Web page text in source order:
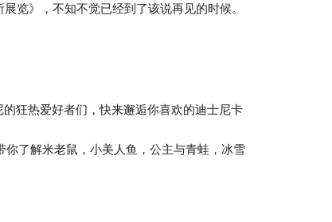
》，不知不觉已经到了该说再见的时候。
狂热爱好者们，快来邂逅你喜欢的迪士尼卡
了解米老鼠，小美人鱼，公主与青蛙，冰雪